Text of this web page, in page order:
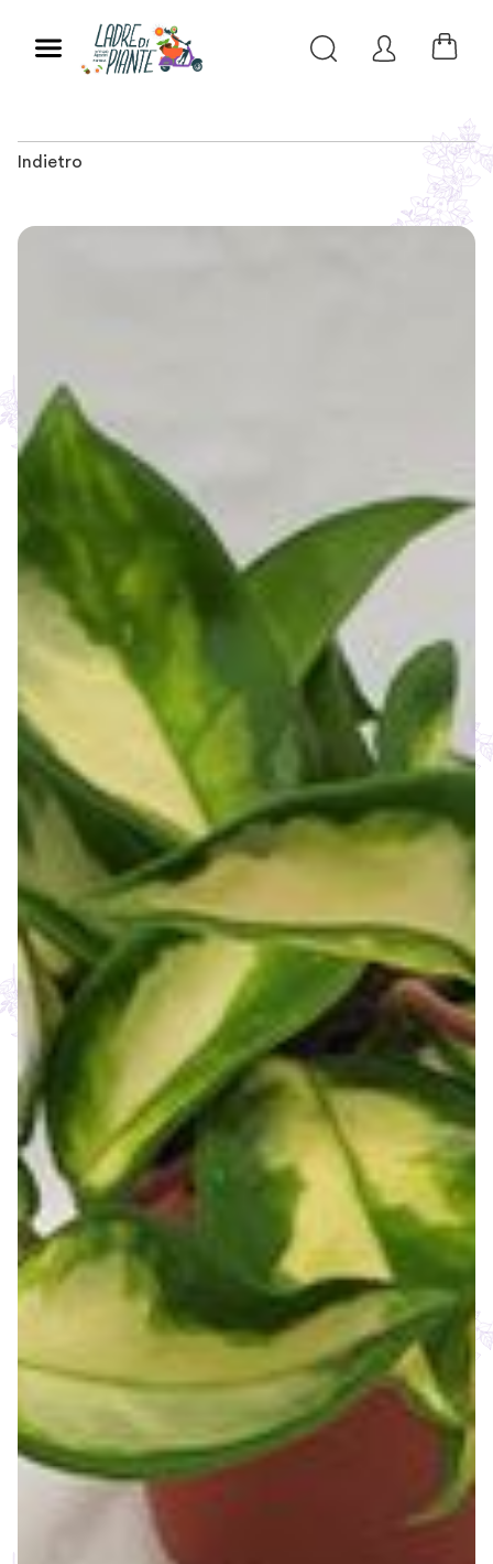
Indietro
Slide 1 of 1